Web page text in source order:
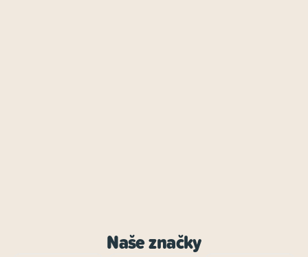
Naše značky